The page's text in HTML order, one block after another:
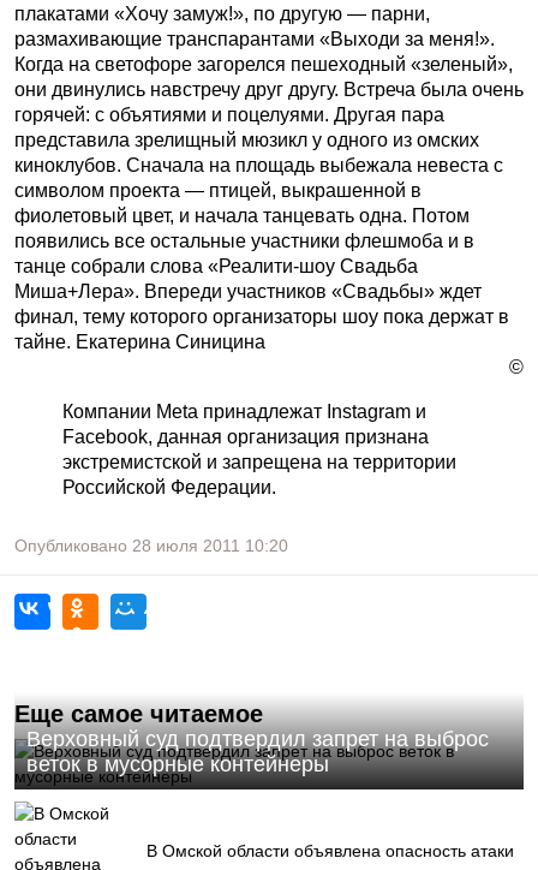
плакатами «Хочу замуж!», по другую — парни,
размахивающие транспарантами «Выходи за меня!».
Когда на светофоре загорелся пешеходный «зеленый»,
они двинулись навстречу друг другу. Встреча была очень
горячей: с объятиями и поцелуями. Другая пара
представила зрелищный мюзикл у одного из омских
киноклубов. Сначала на площадь выбежала невеста с
символом проекта — птицей, выкрашенной в
фиолетовый цвет, и начала танцевать одна. Потом
появились все остальные участники флешмоба и в
танце собрали слова «Реалити-шоу Свадьба
Миша+Лера». Впереди участников «Свадьбы» ждет
финал, тему которого организаторы шоу пока держат в
тайне. Екатерина Синицина
©
Компании Meta принадлежат Instagram и
Facebook, данная организация признана
экстремистской и запрещена на территории
Российской Федерации.
Опубликовано 28 июля 2011 10:20
Еще самое читаемое
Верховный суд подтвердил запрет на выброс
веток в мусорные контейнеры
В Омской области объявлена опасность атаки